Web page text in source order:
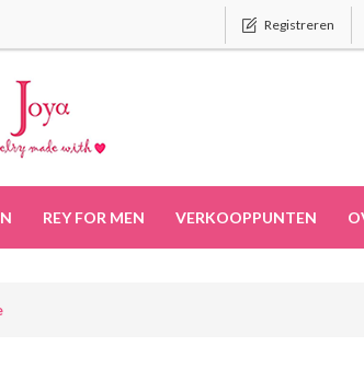
Registreren
REY FOR MEN VERKOOPPUNTEN